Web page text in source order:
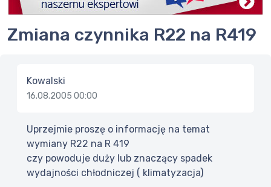
Zmiana czynnika R22 na R419
Kowalski
16.08.2005 00:00
Uprzejmie proszę o informację na temat
wymiany R22 na R 419
czy powoduje duży lub znaczący spadek
wydajności chłodniczej ( klimatyzacja)